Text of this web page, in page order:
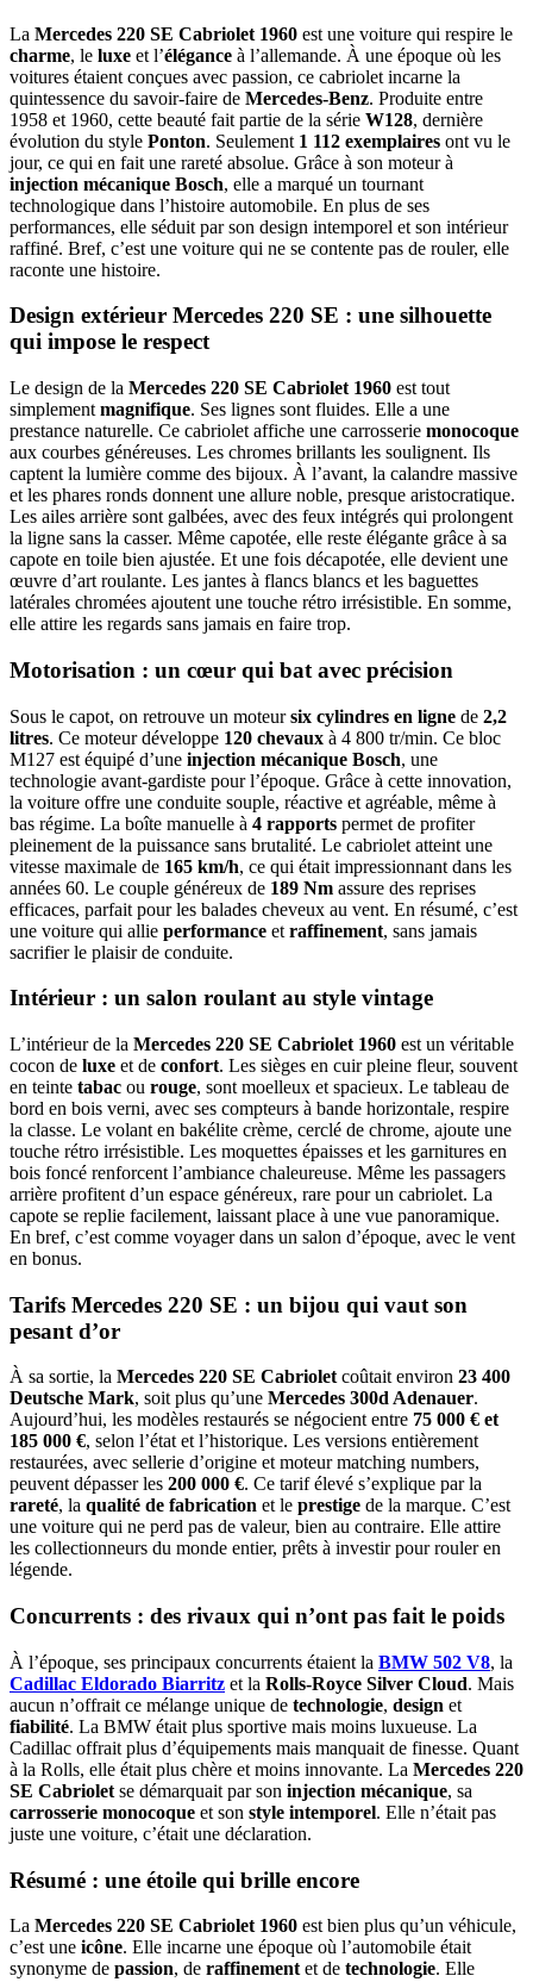
La Mercedes 220 SE Cabriolet 1960 est une voiture qui respire le
charme, le luxe et l’élégance à l’allemande. À une époque où les
voitures étaient conçues avec passion, ce cabriolet incarne la
quintessence du savoir-faire de Mercedes-Benz. Produite entre
1958 et 1960, cette beauté fait partie de la série W128, dernière
évolution du style Ponton. Seulement 1 112 exemplaires ont vu le
jour, ce qui en fait une rareté absolue. Grâce à son moteur à
injection mécanique Bosch, elle a marqué un tournant
technologique dans l’histoire automobile. En plus de ses
performances, elle séduit par son design intemporel et son intérieur
raffiné. Bref, c’est une voiture qui ne se contente pas de rouler, elle
raconte une histoire.
Design extérieur Mercedes 220 SE : une silhouette
qui impose le respect
Le design de la Mercedes 220 SE Cabriolet 1960 est tout
simplement magnifique. Ses lignes sont fluides. Elle a une
prestance naturelle. Ce cabriolet affiche une carrosserie monocoque
aux courbes généreuses. Les chromes brillants les soulignent. Ils
captent la lumière comme des bijoux. À l’avant, la calandre massive
et les phares ronds donnent une allure noble, presque aristocratique.
Les ailes arrière sont galbées, avec des feux intégrés qui prolongent
la ligne sans la casser. Même capotée, elle reste élégante grâce à sa
capote en toile bien ajustée. Et une fois décapotée, elle devient une
œuvre d’art roulante. Les jantes à flancs blancs et les baguettes
latérales chromées ajoutent une touche rétro irrésistible. En somme,
elle attire les regards sans jamais en faire trop.
Motorisation : un cœur qui bat avec précision
Sous le capot, on retrouve un moteursix cylindres en ligne de 2,2
litres. Ce moteur développe 120 chevaux à 4 800 tr/min. Ce bloc
M127 est équipé d’une injection mécanique Bosch, une
technologie avant-gardiste pour l’époque. Grâce à cette innovation,
la voiture offre une conduite souple, réactive et agréable, même à
bas régime. La boîte manuelle à 4 rapports permet de profiter
pleinement de la puissance sans brutalité. Le cabriolet atteint une
vitesse maximale de 165 km/h, ce qui était impressionnant dans les
années 60. Le couple généreux de 189 Nm assure des reprises
efficaces, parfait pour les balades cheveux au vent. En résumé, c’est
une voiture qui allie performance et raffinement, sans jamais
sacrifier le plaisir de conduite.
Intérieur : un salon roulant au style vintage
L’intérieur de la Mercedes 220 SE Cabriolet 1960 est un véritable
cocon de luxe et de confort. Les sièges en cuir pleine fleur, souvent
en teinte tabac ou rouge, sont moelleux et spacieux. Le tableau de
bord en bois verni, avec ses compteurs à bande horizontale, respire
la classe. Le volant en bakélite crème, cerclé de chrome, ajoute une
touche rétro irrésistible. Les moquettes épaisses et les garnitures en
bois foncé renforcent l’ambiance chaleureuse. Même les passagers
arrière profitent d’un espace généreux, rare pour un cabriolet. La
capote se replie facilement, laissant place à une vue panoramique.
En bref, c’est comme voyager dans un salon d’époque, avec le vent
en bonus.
Tarifs Mercedes 220 SE : un bijou qui vaut son
pesant d’or
À sa sortie, la Mercedes 220 SE Cabriolet coûtait environ 23 400
Deutsche Mark, soit plus qu’une Mercedes 300d Adenauer.
Aujourd’hui, les modèles restaurés se négocient entre 75 000 € et
185 000 €, selon l’état et l’historique. Les versions entièrement
restaurées, avec sellerie d’origine et moteur matching numbers,
peuvent dépasser les 200 000 €. Ce tarif élevé s’explique par la
rareté, la qualité de fabrication et le prestige de la marque. C’est
une voiture qui ne perd pas de valeur, bien au contraire. Elle attire
les collectionneurs du monde entier, prêts à investir pour rouler en
légende.
Concurrents : des rivaux qui n’ont pas fait le poids
À l’époque, ses principaux concurrents étaient la BMW 502 V8, la
Cadillac Eldorado Biarritz et la Rolls-Royce Silver Cloud. Mais
aucun n’offrait ce mélange unique de technologie, design et
fiabilité. La BMW était plus sportive mais moins luxueuse. La
Cadillac offrait plus d’équipements mais manquait de finesse. Quant
à la Rolls, elle était plus chère et moins innovante. La Mercedes 220
SE Cabriolet se démarquait par son injection mécanique, sa
carrosserie monocoque et son style intemporel. Elle n’était pas
juste une voiture, c’était une déclaration.
Résumé : une étoile qui brille encore
La Mercedes 220 SE Cabriolet 1960 est bien plus qu’un véhicule,
c’est une icône. Elle incarne une époque où l’automobile était
synonyme de passion, de raffinement et de technologie. Elle